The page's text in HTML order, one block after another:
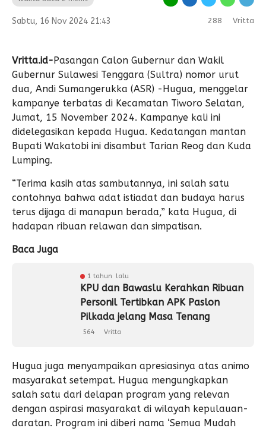
Sabtu, 16 Nov 2024 21:43 288 Vritta
Vritta.id-Pasangan Calon Gubernur dan Wakil
Gubernur Sulawesi Tenggara (Sultra) nomor urut
dua, Andi Sumangerukka (ASR) -Hugua, menggelar
kampanye terbatas di Kecamatan Tiworo Selatan,
Jumat, 15 November 2024. Kampanye kali ini
didelegasikan kepada Hugua. Kedatangan mantan
Bupati Wakatobi ini disambut Tarian Reog dan Kuda
Lumping.
“Terima kasih atas sambutannya, ini salah satu
contohnya bahwa adat istiadat dan budaya harus
terus dijaga di manapun berada,” kata Hugua, di
hadapan ribuan relawan dan simpatisan.
Baca Juga
1 tahun lalu
KPU dan Bawaslu Kerahkan Ribuan
Personil Tertibkan APK Paslon
Pilkada jelang Masa Tenang
564 Vritta
Hugua juga menyampaikan apresiasinya atas animo
masyarakat setempat. Hugua mengungkapkan
salah satu dari delapan program yang relevan
dengan aspirasi masyarakat di wilayah kepulauan-
daratan. Program ini diberi nama ‘Semua Mudah